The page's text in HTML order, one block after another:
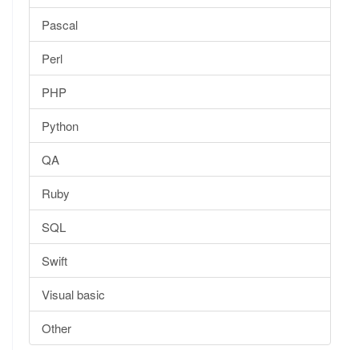
Pascal
Perl
PHP
Python
QA
Ruby
SQL
Swift
Visual basic
Other